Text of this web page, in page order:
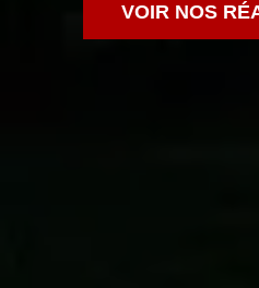
VOIR NOS